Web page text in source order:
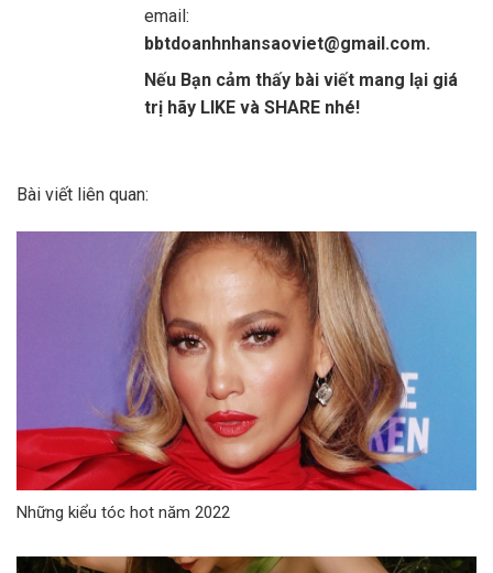
email:
bbtdoanhnhansaoviet@gmail.com.
Nếu Bạn cảm thấy bài viết mang lại giá
trị hãy LIKE và SHARE nhé!
Bài viết liên quan:
Những kiểu tóc hot năm 2022